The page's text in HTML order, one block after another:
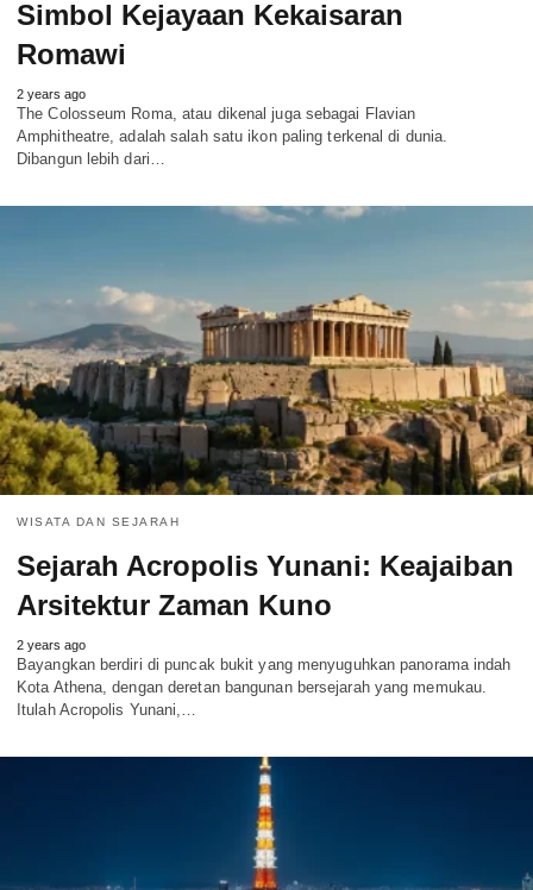
Simbol Kejayaan Kekaisaran
Romawi
2 years ago
The Colosseum Roma, atau dikenal juga sebagai Flavian
Amphitheatre, adalah salah satu ikon paling terkenal di dunia.
Dibangun lebih dari…
WISATA DAN SEJARAH
Sejarah Acropolis Yunani: Keajaiban
Arsitektur Zaman Kuno
2 years ago
Bayangkan berdiri di puncak bukit yang menyuguhkan panorama indah
Kota Athena, dengan deretan bangunan bersejarah yang memukau.
Itulah Acropolis Yunani,…